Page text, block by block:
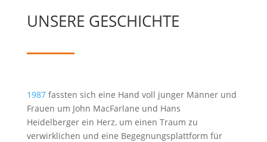
UNSERE GESCHICHTE
1987fassten sich eine Hand voll junger Männer und
Frauen um John MacFarlane und Hans
Heidelberger ein Herz, um einen Traum zu
verwirklichen und eine Begegnungsplattform für